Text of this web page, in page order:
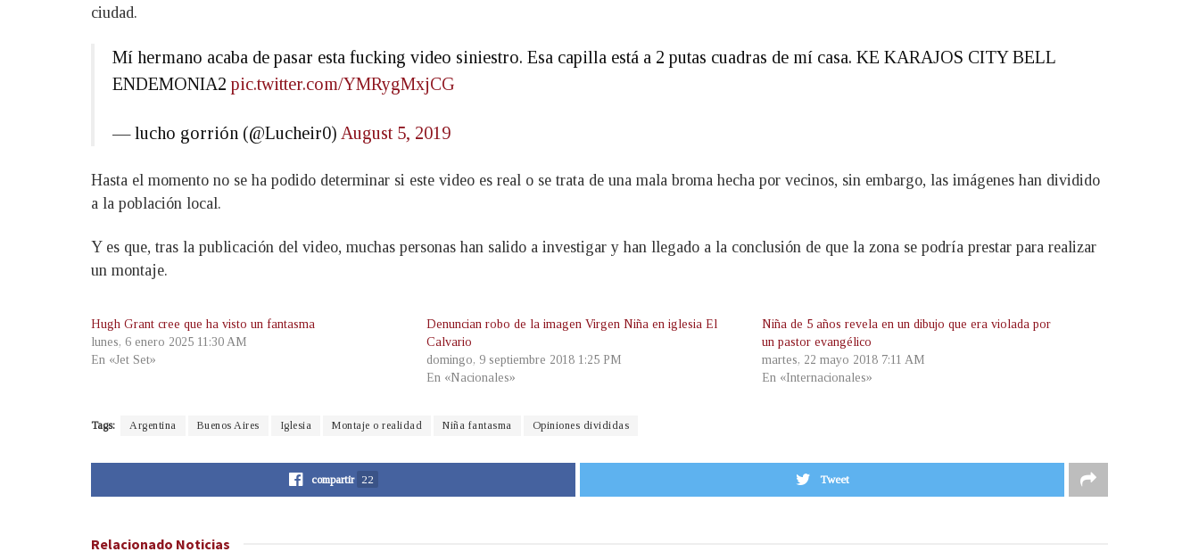
ciudad.
Mí hermano acaba de pasar esta fucking video siniestro. Esa capilla está a 2 putas cuadras de mí casa. KE KARAJOS CITY BELL
ENDEMONIA2 pic.twitter.com/YMRygMxjCG
— lucho gorrión (@Lucheir0) August 5, 2019
Hasta el momento no se ha podido determinar si este video es real o se trata de una mala broma hecha por vecinos, sin embargo, las imágenes han dividido
a la población local.
Y es que, tras la publicación del video, muchas personas han salido a investigar y han llegado a la conclusión de que la zona se podría prestar para realizar
un montaje.
Hugh Grant cree que ha visto un fantasma
lunes, 6 enero 2025 11:30 AM
En «Jet Set»
Denuncian robo de la imagen Virgen Niña en iglesia El
Calvario
domingo, 9 septiembre 2018 1:25 PM
En «Nacionales»
Niña de 5 años revela en un dibujo que era violada por
un pastor evangélico
martes, 22 mayo 2018 7:11 AM
En «Internacionales»
Tags: Argentina Buenos Aires Iglesia Montaje o realidad Niña fantasma Opiniones divididas
compartir 22 Tweet
Relacionado Noticias